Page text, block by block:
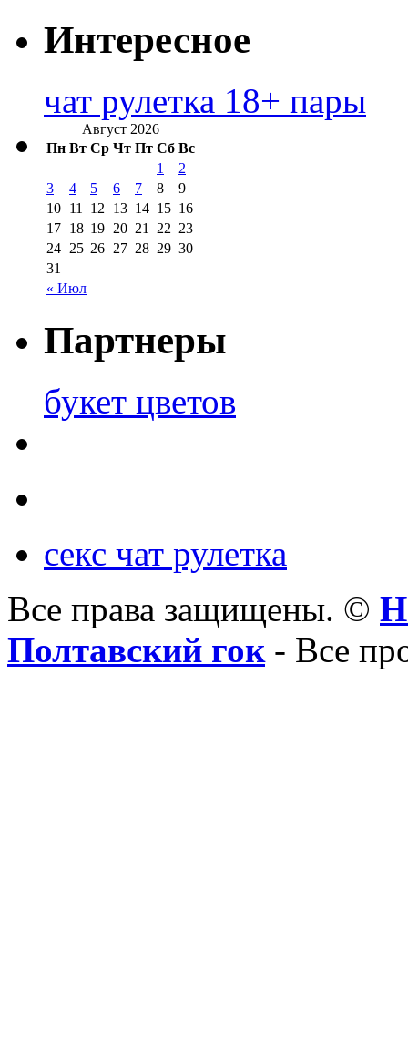
Интересное
чат рулетка 18+ пары
Август 2026
Пн Вт Ср Чт Пт Сб Вс
« Июл
1
2
3
4 5 6 7 8
9
10 11 12 13 14 15 16
17 18 19 20 21 22 23
24 25 26 27 28 29 30
31
Партнеры
букет цветов
секс чат рулетка
Все права защищены. ©
Полтавский гок- Все